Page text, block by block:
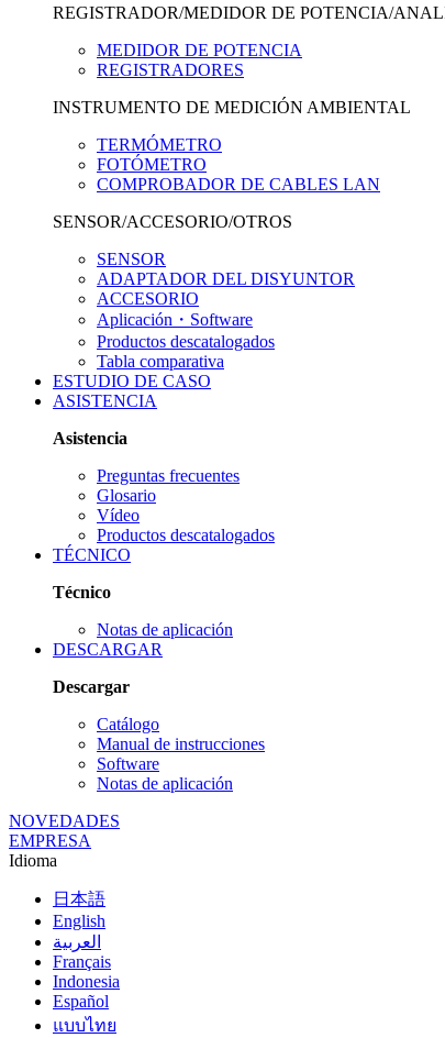
REGISTRADOR/MEDIDOR DE POTENCIA/
MEDIDOR DE POTENCIA
REGISTRADORES
INSTRUMENTO DE MEDICIÓN AMBIENTAL
TERMÓMETRO
FOTÓMETRO
COMPROBADOR DE CABLES LAN
SENSOR/ACCESORIO/OTROS
SENSOR
ADAPTADOR DEL DISYUNTOR
ACCESORIO
Aplicación・Software
Productos descatalogados
Tabla comparativa
ESTUDIO DE CASO
ASISTENCIA
Asistencia
Preguntas frecuentes
Glosario
Vídeo
Productos descatalogados
TÉCNICO
Técnico
Notas de aplicación
DESCARGAR
Descargar
Catálogo
Manual de instrucciones
Software
Notas de aplicación
NOVEDADES
EMPRESA
Idioma
日本語
English
العربية
Français
Indonesia
Español
แบบไทย